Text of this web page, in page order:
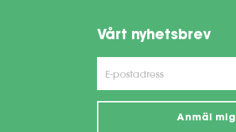
Vårt nyhetsbrev
Anmäl mig